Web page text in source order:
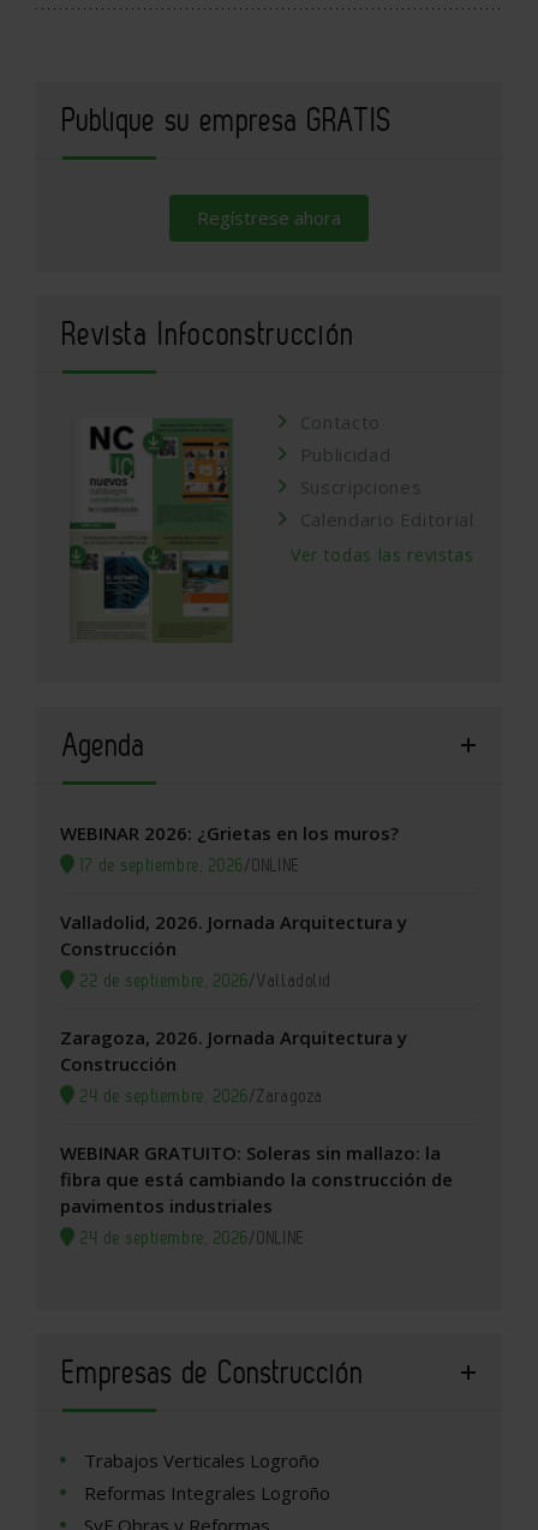
Publique su empresa GRATIS
Regístrese ahora
Revista Infoconstrucción
Contacto
Publicidad
Suscripciones
Calendario Editorial
Ver todas las revistas
Agenda
WEBINAR 2026: ¿Grietas en los muros?
17 de septiembre, 2026/ONLINE
Valladolid, 2026. Jornada Arquitectura y
Construcción
22 de septiembre, 2026/Valladolid
Zaragoza, 2026. Jornada Arquitectura y
Construcción
24 de septiembre, 2026/Zaragoza
WEBINAR GRATUITO: Soleras sin mallazo: la
fibra que está cambiando la construcción de
pavimentos industriales
24 de septiembre, 2026/ONLINE
Empresas de Construcción
Trabajos Verticales Logroño
Reformas Integrales Logroño